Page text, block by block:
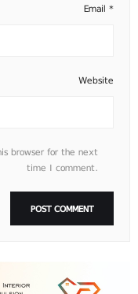
Email *
Website
browser for the next
time I comment.